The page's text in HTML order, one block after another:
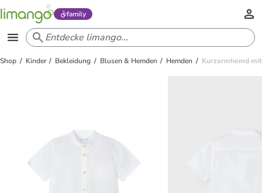
family
Shop Kinder Bekleidung Blusen & Hemden Hemden Kurzarmhemd